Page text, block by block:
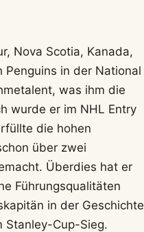
Nova Scotia, Kanada,
Penguins in der National
was ihm die
wurde er im NHL Entry
die hohen
über zwei
Überdies hat er
Führungsqualitäten
in der Geschichte
Stanley-Cup-Sieg.